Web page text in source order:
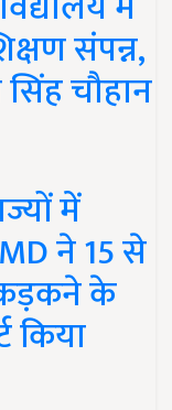
संपन्न,
सिंह चौहान
में
ने 15 से
के
किया